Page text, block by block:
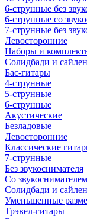
6-струнные без
6-струнные со
7-струнные без
Левосторонние
Наборы и
Солидбади и
Бас-гитары
4-струнные
5-струнные
6-струнные
Акустические
Безладовые
Левосторонние
Классические
7-струнные
Без звукоснимателя
Со звукоснимателем
Солидбади и
Уменьшенные
Трэвел-гитары